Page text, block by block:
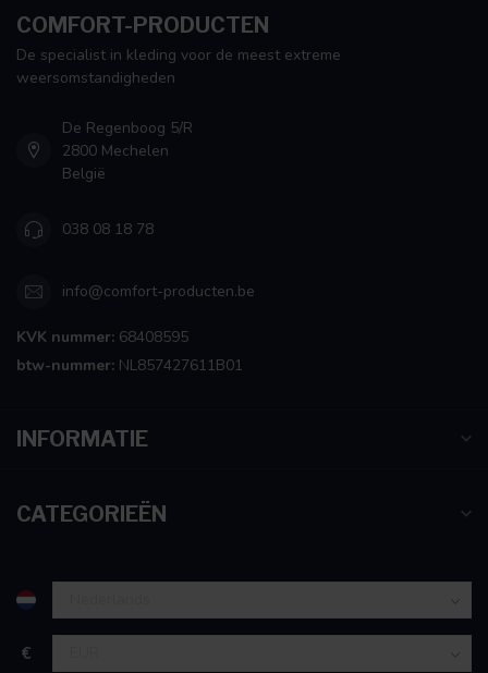
COMFORT-PRODUCTEN
De specialist in kleding voor de meest extreme
weersomstandigheden
De Regenboog 5/R
2800 Mechelen
België
038 08 18 78
info@comfort-producten.be
KVK nummer: 68408595
btw-nummer: NL857427611B01
INFORMATIE
CATEGORIEËN
€